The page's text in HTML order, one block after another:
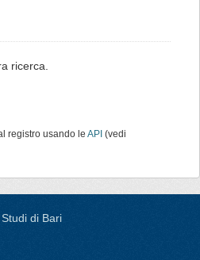
ricerca.
registro usando le API (vedi
di Bari